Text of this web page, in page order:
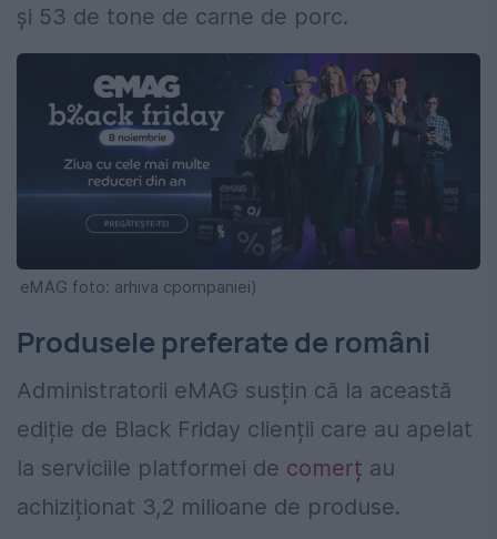
și 53 de tone de carne de porc.
eMAG foto: arhiva cpompaniei)
Produsele preferate de români
Administratorii eMAG susțin că la această
ediție de Black Friday clienții care au apelat
la serviciile platformei de comerț au
achiziționat 3,2 milioane de produse.